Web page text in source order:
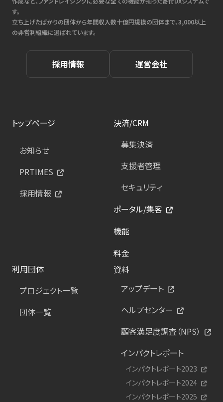
す。
立ち上げたばかりの団体から年間収入数十億円規模の団体まで、3,000以上
の非営利組織に選ばれています。
採用情報 運営会社
トップページ
お知らせ
PRTIMES
採用情報
決済/CRM
募集決済
支援者管理
セキュリティ
ポータル/集客
機能
料金
利用団体
プロジェクト一覧
団体一覧
資料
アップデート
ヘルプセンター
顧客満足度調査（NPS）
インパクトレポート
インパクトレポート2023
インパクトレポート2024
インパクトレポート2025